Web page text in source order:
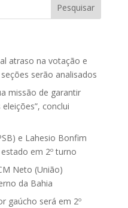
atraso na votação e
serão analisados
missão de garantir
conclui
e Lahesio Bonfim
em 2º turno
Neto (União)
da Bahia
gaúcho será em 2º